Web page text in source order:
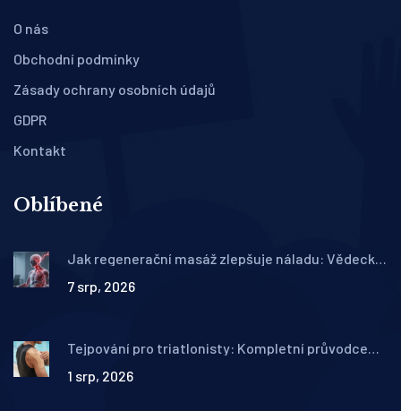
O nás
Obchodní podmínky
Zásady ochrany osobních údajů
GDPR
Kontakt
Oblíbené
Jak regenerační masáž zlepšuje náladu: Vědecky
7 srp, 2026
Tejpování pro triatlonisty: Kompletní průvodce
1 srp, 2026